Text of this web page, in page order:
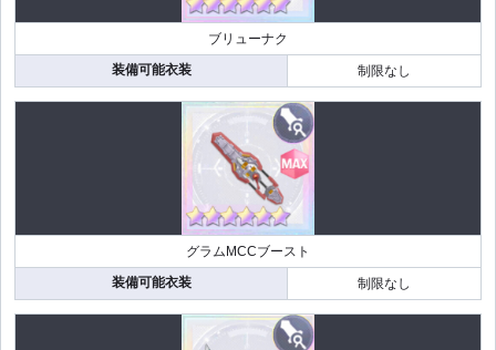
ブリューナク
装備可能衣装
制限なし
グラムMCCブースト
装備可能衣装
制限なし